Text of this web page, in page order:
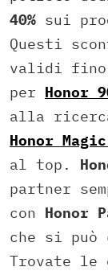
40% sui
Questi
validi fino
per Honor
alla
Honor
al top.
partner
con Honor
che si può
Trovate